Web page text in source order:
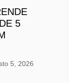
5
5, 2026